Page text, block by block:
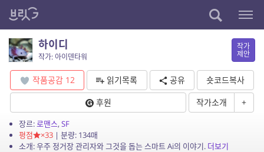
하이디
작가: 아이덴타워
작가
제안
작품공감 12 읽기목록 공유
숏코드복사
후원
작가소개 +
장르:로맨스,SF
평점
×33| 분량: 134매
소개: 우주 정거장 관리자와 그것을 돕는 스마트 Ai의 이야기. 더보기